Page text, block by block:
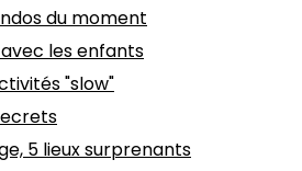
du moment
les enfants
"slow"
5 lieux surprenants